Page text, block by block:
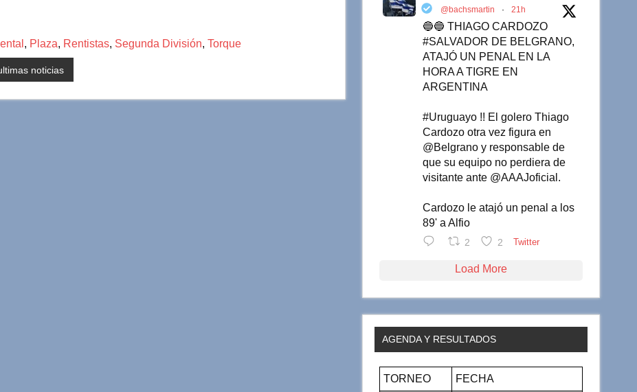
, Plaza, Rentistas, Segunda División, Torque
noticias
@bachsmartin · 21h
🔵🔵 THIAGO CARDOZO
#SALVADOR DE BELGRANO,
ATAJÓ UN PENAL EN LA
HORA A TIGRE EN
ARGENTINA
#Uruguayo !! El golero Thiago
Cardozo otra vez figura en
@Belgrano y responsable de
que su equipo no perdiera de
visitante ante @AAAJoficial.
Cardozo le atajó un penal a los
89' a Alfio
2 2 Twitter
Load More
AGENDA Y RESULTADOS
TORNEO FECHA